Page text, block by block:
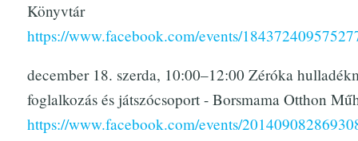
Könyvtár
https://www.facebook.com/events/
december 18. szerda, 10:00–12:00 Zéróka
foglalkozás és játszócsoport - Borsmama Otthon
https://www.facebook.com/events/